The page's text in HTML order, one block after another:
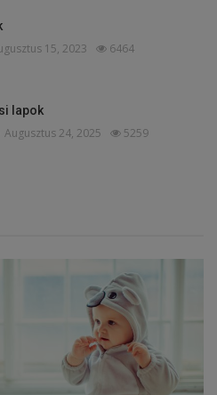
15, 2023 6464
lapok
Augusztus 24, 2025 5259